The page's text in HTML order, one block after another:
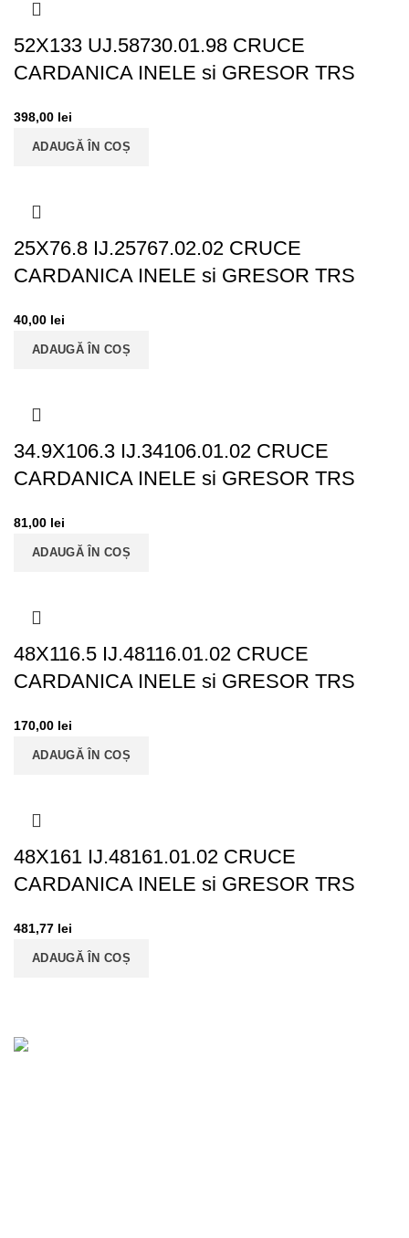
52X133 UJ.58730.01.98 CRUCE
CARDANICA INELE si GRESOR TRS
398,00 lei
ADAUGĂ ÎN COȘ
25X76.8 IJ.25767.02.02 CRUCE
CARDANICA INELE si GRESOR TRS
40,00 lei
ADAUGĂ ÎN COȘ
34.9X106.3 IJ.34106.01.02 CRUCE
CARDANICA INELE si GRESOR TRS
81,00 lei
ADAUGĂ ÎN COȘ
48X116.5 IJ.48116.01.02 CRUCE
CARDANICA INELE si GRESOR TRS
170,00 lei
ADAUGĂ ÎN COȘ
48X161 IJ.48161.01.02 CRUCE
CARDANICA INELE si GRESOR TRS
481,77 lei
ADAUGĂ ÎN COȘ